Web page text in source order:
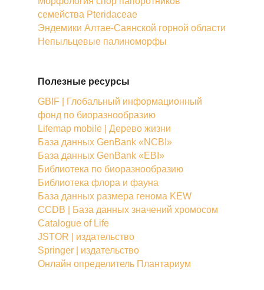
семейства Pteridaceae
Эндемики Алтае-Саянской горной области
Непыльцевые палиноморфы
Полезные ресурсы
GBIF | Глобальный информационный
фонд по биоразнообразию
Lifemap mobile | Дерево жизни
База данных GenBank «NCBI»
База данных GenBank «EBI»
Библиотека по биоразнообразию
Библиотека флора и фауна
База данных размера генома KEW
CCDB | База данных значений хромосом
Catalogue of Life
JSTOR | издательство
Springer | издательство
Онлайн определитель Плантариум